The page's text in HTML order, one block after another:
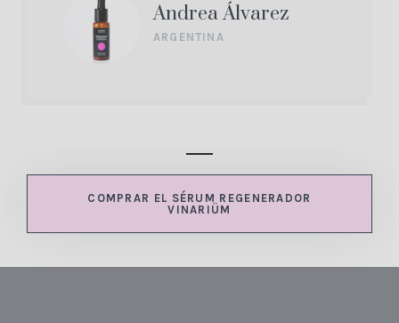
Andrea Álvarez
ARGENTINA
COMPRAR EL SÉRUM REGENERADOR
VINARIÜM